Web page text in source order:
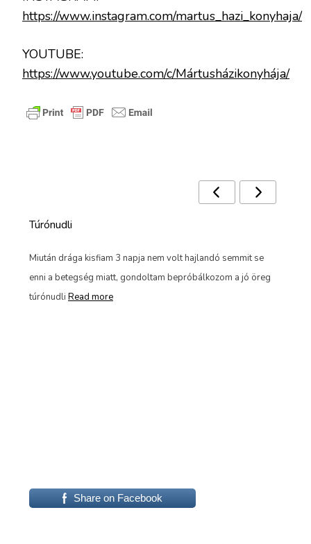
https://www.instagram.com/martus_hazi_konyhaja/
YOUTUBE:
https://www.youtube.com/c/Mártusházikonyhája/
Túrónudli
Miután drága kisfiam 3 napja nem volt hajlandó semmit se
enni a betegség miatt, gondoltam bepróbálkozom a jó öreg
túrónudli Read more
Share on Facebook